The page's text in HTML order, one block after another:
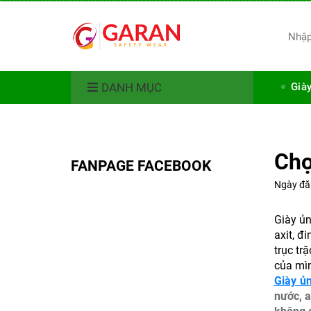
DANH MỤC
Ngày
Giày
axit,
trục
của
Giày
nước,
FANPAGE FACEBOOK